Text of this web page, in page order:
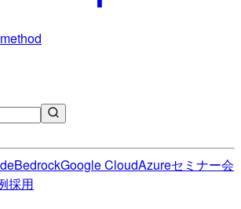
BedrockGoogle CloudAzureセミナー会
採用